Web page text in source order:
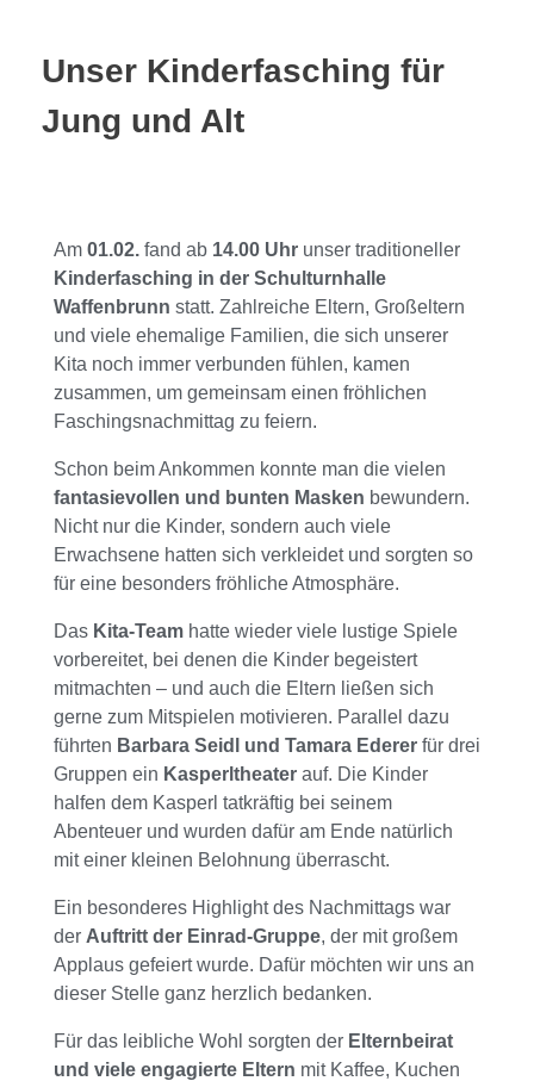
Unser Kinderfasching für
Jung und Alt
Am 01.02. fand ab 14.00 Uhr unser traditioneller
Kinderfasching in der Schulturnhalle
Waffenbrunn statt. Zahlreiche Eltern, Großeltern
und viele ehemalige Familien, die sich unserer
Kita noch immer verbunden fühlen, kamen
zusammen, um gemeinsam einen fröhlichen
Faschingsnachmittag zu feiern.
Schon beim Ankommen konnte man die vielen
fantasievollen und bunten Masken bewundern.
Nicht nur die Kinder, sondern auch viele
Erwachsene hatten sich verkleidet und sorgten so
für eine besonders fröhliche Atmosphäre.
Das Kita-Team hatte wieder viele lustige Spiele
vorbereitet, bei denen die Kinder begeistert
mitmachten – und auch die Eltern ließen sich
gerne zum Mitspielen motivieren. Parallel dazu
führten Barbara Seidl und Tamara Ederer für drei
Gruppen ein Kasperltheater auf. Die Kinder
halfen dem Kasperl tatkräftig bei seinem
Abenteuer und wurden dafür am Ende natürlich
mit einer kleinen Belohnung überrascht.
Ein besonderes Highlight des Nachmittags war
der Auftritt der Einrad-Gruppe, der mit großem
Applaus gefeiert wurde. Dafür möchten wir uns an
dieser Stelle ganz herzlich bedanken.
Für das leibliche Wohl sorgten der Elternbeirat
und viele engagierte Eltern mit Kaffee, Kuchen